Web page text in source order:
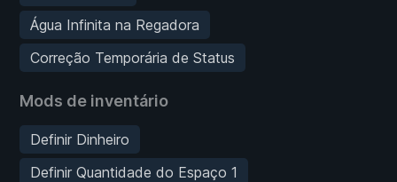
Água Infinita na Regadora
Correção Temporária de Status
Mods de inventário
Definir Dinheiro
Definir Quantidade do Espaço 1